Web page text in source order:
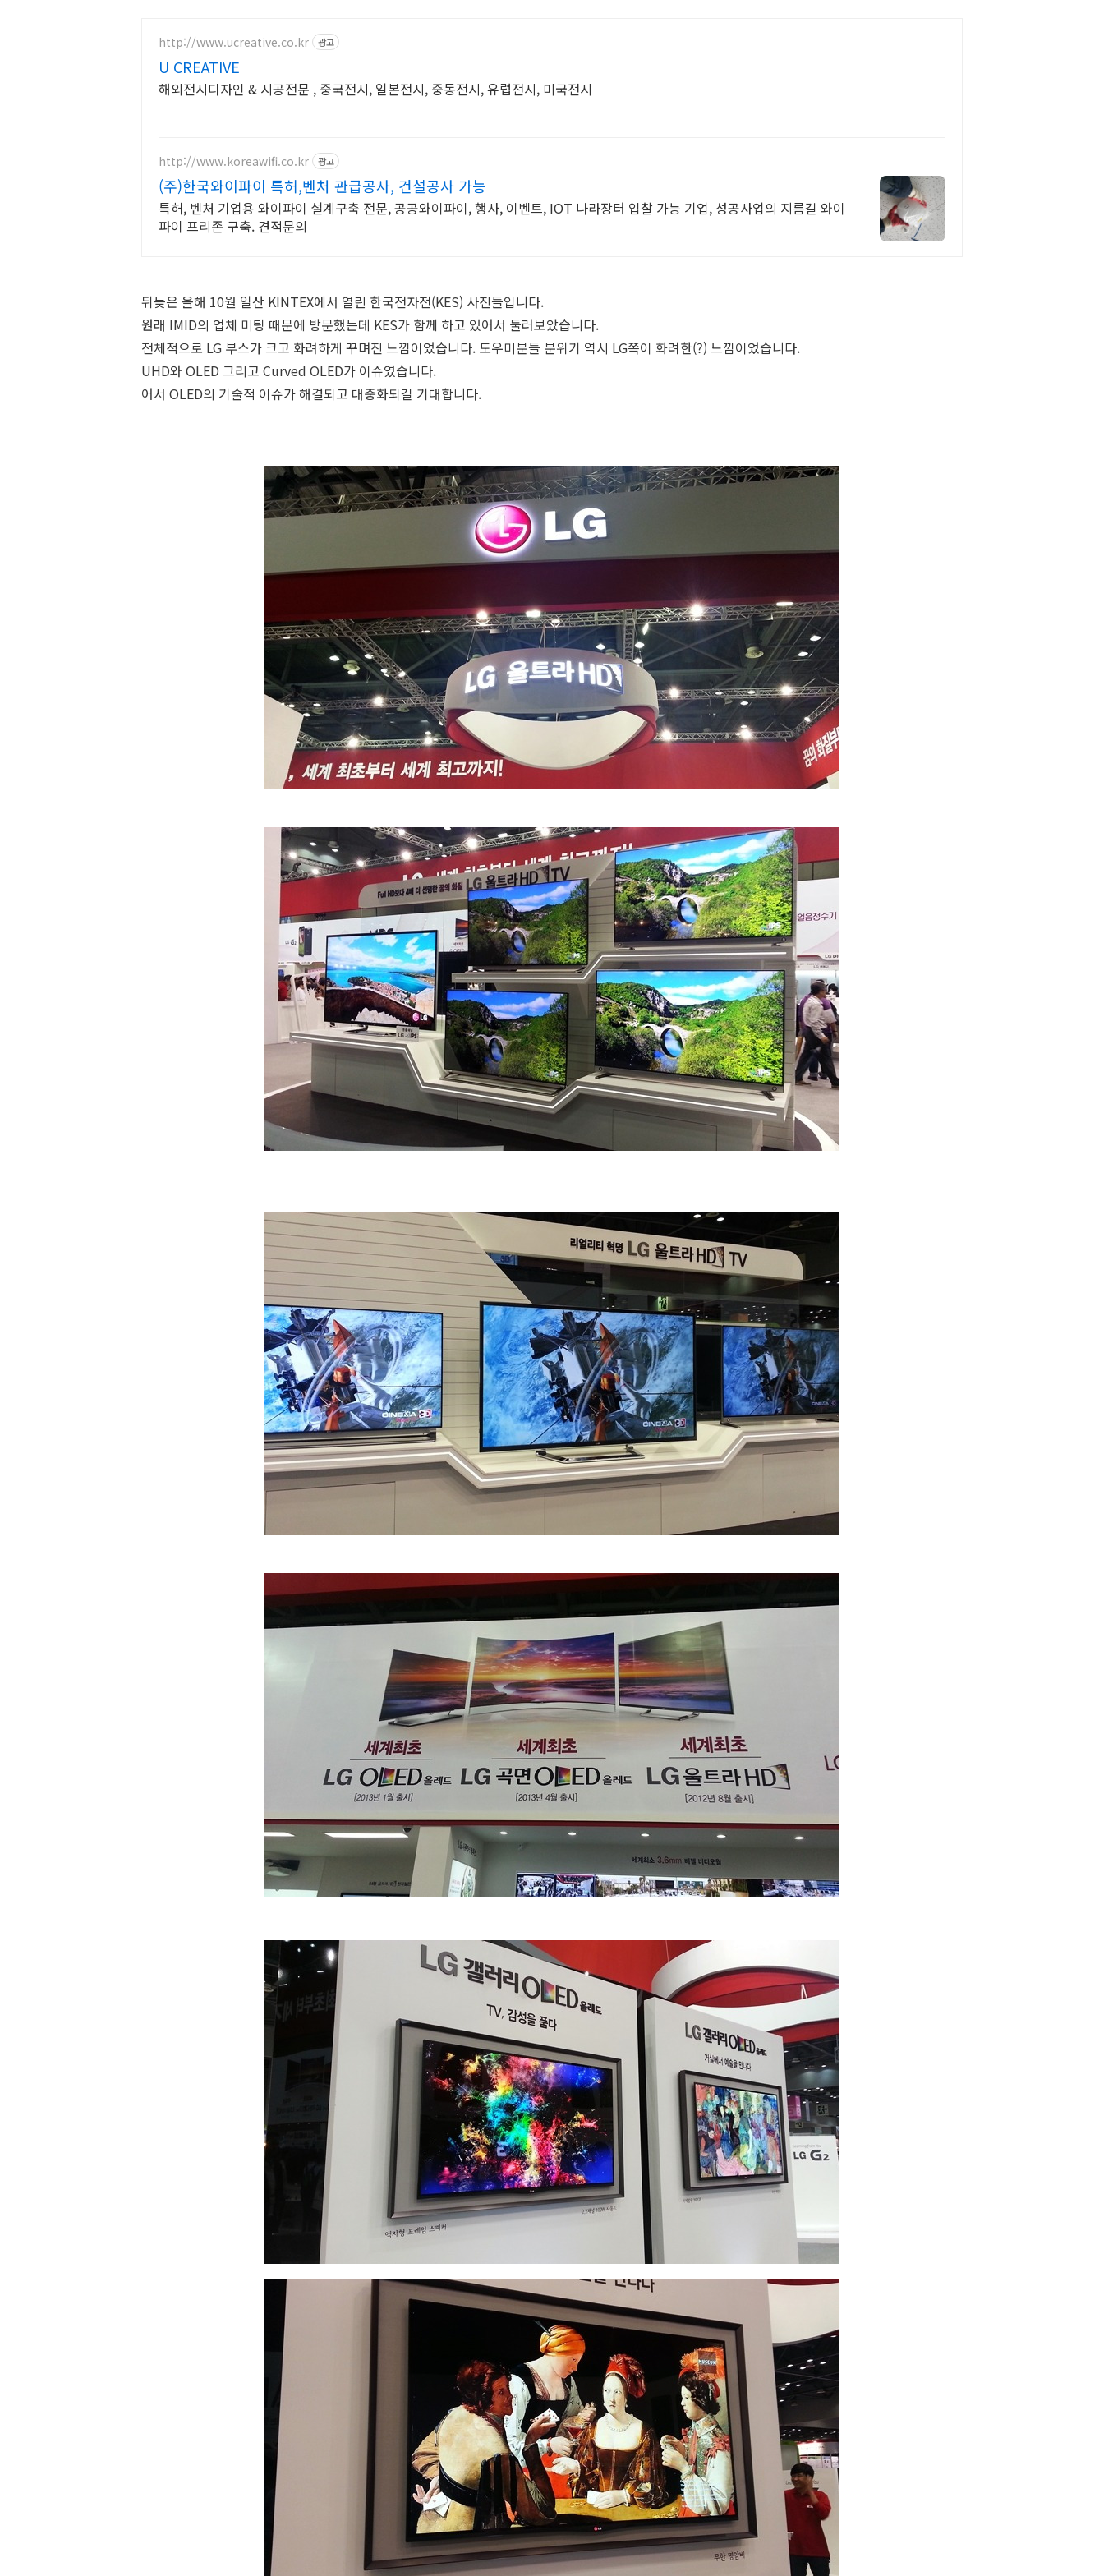
http://www.ucreative.co.kr 광고
U CREATIVE
해외전시디자인 & 시공전문 , 중국전시, 일본전시, 중동전시, 유럽전시, 미국전시
http://www.koreawifi.co.kr 광고
(주)한국와이파이 특허,벤처 관급공사, 건설공사 가능
특허, 벤처 기업용 와이파이 설계구축 전문, 공공와이파이, 행사, 이벤트, IOT 나라장터 입찰 가능 기업, 성공사업의 지름길 와이
파이 프리존 구축. 견적문의
뒤늦은 올해 10월 일산 KINTEX에서 열린 한국전자전(KES) 사진들입니다.
원래 IMID의 업체 미팅 때문에 방문했는데 KES가 함께 하고 있어서 둘러보았습니다.
전체적으로 LG 부스가 크고 화려하게 꾸며진 느낌이었습니다. 도우미분들 분위기 역시 LG쪽이 화려한(?) 느낌이었습니다.
UHD와 OLED 그리고 Curved OLED가 이슈였습니다.
어서 OLED의 기술적 이슈가 해결되고 대중화되길 기대합니다.